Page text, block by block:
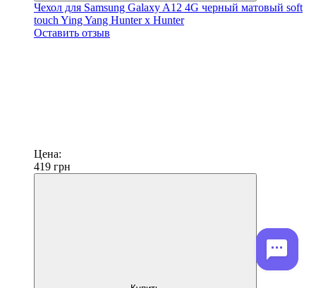
Чехол для Samsung Galaxy A12 4G черный матовый soft
touch Ying Yang Hunter x Hunter
Оставить отзыв
Цена:
419 грн